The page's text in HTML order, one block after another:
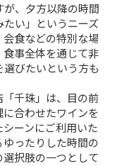
、夕方以降の時間
い」というニーズ
食などの特別な場
事全体を通じて非
びたいという方も
千珠」は、目の前
合わせたワインを
ーンにご利用いた
ったりした時間の
択肢の一つとして